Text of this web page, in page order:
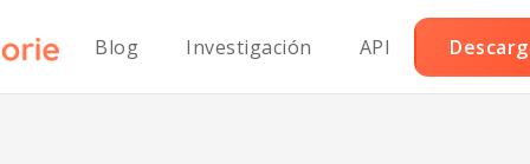
Blog Investigación API